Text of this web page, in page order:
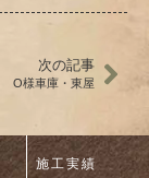
次の記事
O様車庫・東屋
施工実績